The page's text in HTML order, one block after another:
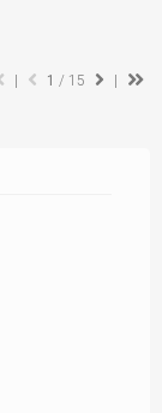
1 / 15